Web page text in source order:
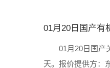
01月20日国产有
01月20日国产关
天。报价提供方：